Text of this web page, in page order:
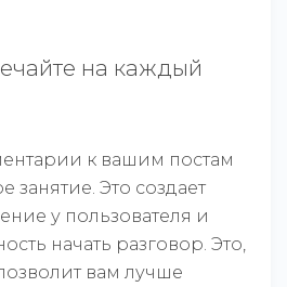
на каждый
к вашим постам
Это создает
у пользователя и
начать разговор. Это,
вам лучше